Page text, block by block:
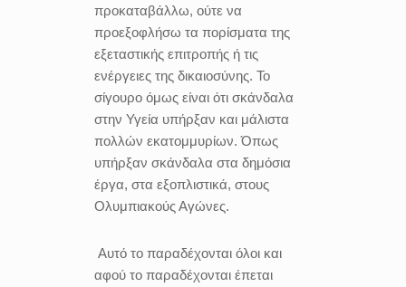
προκαταβάλλω, ούτε να
προεξοφλήσω τα πορίσματα της
εξεταστικής επιτροπής ή τις
ενέργειες της δικαιοσύνης. Το
σίγουρο όμως είναι ότι σκάνδαλα
στην Υγεία υπήρξαν και μάλιστα
πολλών εκατομμυρίων. Όπως
υπήρξαν σκάνδαλα στα δημόσια
έργα, στα εξοπλιστικά, στους
Ολυμπιακούς Αγώνες.
Αυτό το παραδέχονται όλοι και
αφού το παραδέχονται έπεται